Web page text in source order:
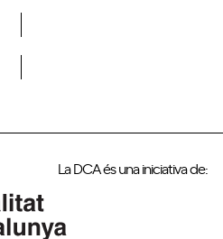
La DCA és una iniciativa de: